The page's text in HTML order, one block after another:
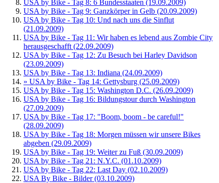
USA by Bike - Tag 8: 6 Bundesstaaten (19.09.2009)
USA by Bike - Tag 9: Ganzkörper in Gelb (20.09.2009)
USA by Bike - Tag 10: Und nach uns die Sinflut
(21.09.2009)
USA by Bike - Tag 11: Wir haben es lebend aus Zombie City
herausgeschafft (22.09.2009)
USA by Bike - Tag 12: Zu Besuch bei Harley Davidson
(23.09.2009)
USA by Bike - Tag 13: Indiana (24.09.2009)
» USA by Bike - Tag 14: Gettysburg (25.09.2009)
USA by Bike - Tag 15: Washington D.C. (26.09.2009)
USA by Bike - Tag 16: Bildungstour durch Washington
(27.09.2009)
USA by Bike - Tag 17: "Boom, boom - be careful!"
(28.09.2009)
USA by Bike - Tag 18: Morgen müssen wir unsere Bikes
abgeben (29.09.2009)
USA by Bike - Tag 19: Weiter zu Fuß (30.09.2009)
USA by Bike - Tag 21: N.Y.C. (01.10.2009)
USA by Bike - Tag 22: Last Day (02.10.2009)
USA By Bike - Bilder (03.10.2009)